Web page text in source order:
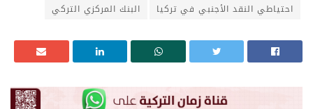
احتياطي النقد الأجنبي في تركيا
البنك المركزي التركي